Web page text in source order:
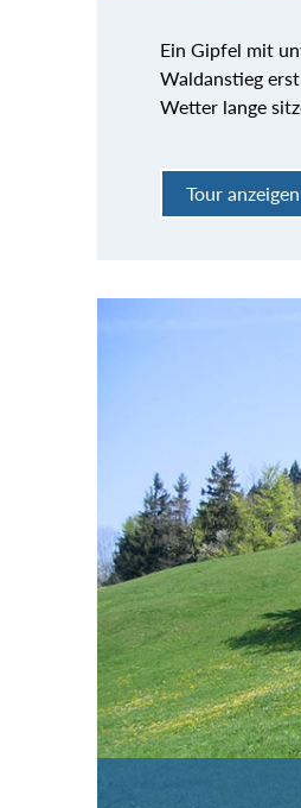
Ein Gipfel mit
Waldanstieg
Wetter lange
Tour anzeigen